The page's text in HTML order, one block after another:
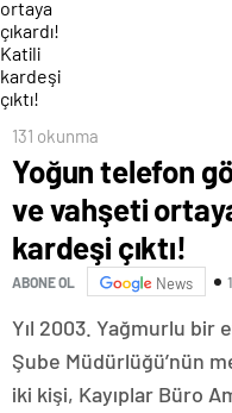
131 okunma
Yoğun telefon
ve vahşeti
kardeşi çıktı!
ABONE OL News
Yıl 2003. Yağmurlu bir
Şube Müdürlüğü’nün
iki kişi, Kayıplar Büro